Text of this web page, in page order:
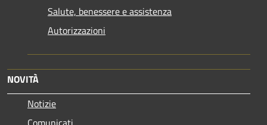
Salute, benessere e assistenza
Autorizzazioni
NOVITÀ
Notizie